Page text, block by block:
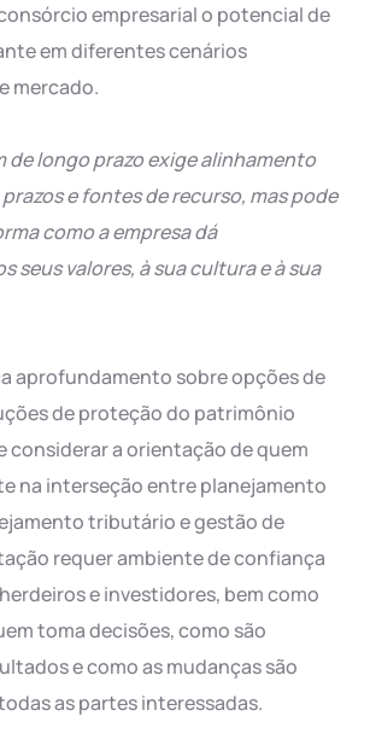
empresarial o potencial de
em diferentes cenários
mercado.
de longo prazo exige alinhamento
e fontes de recurso, mas pode
como a empresa dá
seus valores, à sua cultura e à sua
aprofundamento sobre opções de
de proteção do patrimônio
considerar a orientação de quem
na interseção entre planejamento
tributário e gestão de
requer ambiente de confiança
e investidores, bem como
toma decisões, como são
e como as mudanças são
as partes interessadas.